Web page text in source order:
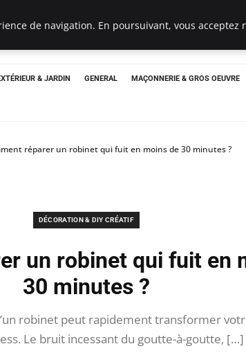
Un Pro
& JARDIN GENERAL MAÇONNERIE & GROS OEUVRE
réparer un robinet qui fuit en moins de 30 minutes ?
DÉCORATION & DIY CRÉATIF
un robinet qui fuit en
30 minutes ?
robinet peut rapidement transformer
Le bruit incessant du goutte-à-goutte, […]
de navigation. En poursuivant, vous